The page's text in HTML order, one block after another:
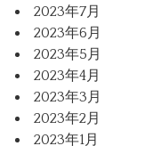
2023年7月
2023年6月
2023年5月
2023年4月
2023年3月
2023年2月
2023年1月